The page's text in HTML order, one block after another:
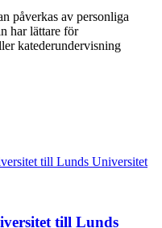
påverkas av personliga
har lättare för
katederundervisning
till Lunds Universitet
till Lunds